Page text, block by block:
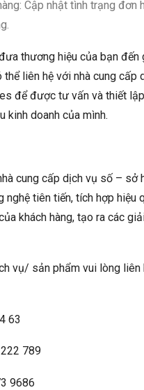
Cập nhật tình trạng đơn
thương hiệu của bạn đến
thể liên hệ với nhà cung cấp
để được tư vấn và thiết
kinh doanh của mình.
cung cấp dịch vụ số – sở
nghệ tiên tiến, tích hợp hiệu
khách hàng, tạo ra các
vụ/ sản phẩm vui lòng liên
63
789
9686